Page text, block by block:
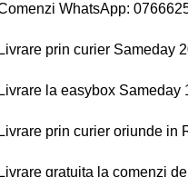
WhatsApp:
Livrare prin curier Sameday
Livrare la easybox Sameday
Livrare prin curier oriunde in
Livrare gratuita la comenzi